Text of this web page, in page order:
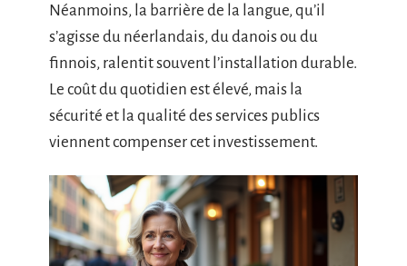
Néanmoins, la barrière de la langue, qu’il
s’agisse du néerlandais, du danois ou du
finnois, ralentit souvent l’installation durable.
Le coût du quotidien est élevé, mais la
sécurité et la qualité des services publics
viennent compenser cet investissement.